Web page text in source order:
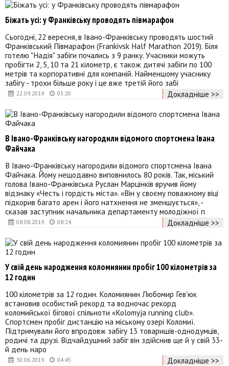
22.09.2019 03:20
Біжать усі: у Франківську проводять півмарафон
Сьогодні, 22 вересня, в Івано-Франківську проводять шостий
Франківський Півмарафон (Frankivsk Half Marathon 2019). Біля
готелю "Надія" забіги почались з 9 ранку. Учасники можуть
пробігти 2, 5, 10 та 21 кілометр, є також дитячі забіги по 100
метрів та корпоративні для компаній. Найменшому учаснику
забігу - трохи більше року і це вже третій його забі
Докладніше >>
08.08.2019 08:24
В Івано-Франківську нагородили відомого спортсмена Івана
Файчака
В Івано-Франківську нагородили відомого спортсмена Івана
Файчака. Йому нещодавно виповнилось 80 років. Так, міський
голова Івано-Франківська Руслан Марцінків вручив йому
відзнаку «Честь і гордість міста». «Він у своєму поважному віці
підкорив багато арен і його натхнення не зменшується», -
сказав заступник начальника департаменту молодіжної п
Докладніше >>
30.06.2019 04:45
У свій день народження коломиянин пробіг 100 кілометрів за
12 годин
100 кілометрів за 12 годин. Коломиянин Любомир Гев'юк
встановив особистий рекорд та водночас рекорд
коломийської бігової спільноти «Kolomyja running club».
Спортсмен пробіг дистанцію на міському озері Коломиї.
Підтримували його впродовж забігу 13 товаришів-однодумців,
родичі та друзі. Відчайдушний забіг він здійснив ще й у свій 33-
й день наро
Докладніше >>